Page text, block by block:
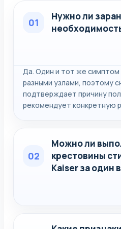
01
Нужно ли
Да. Один и тот же
разными узлами, поэтому
подтверждает причину
рекомендует конкретную
02
Можно ли
крестовины
Kaiser за один